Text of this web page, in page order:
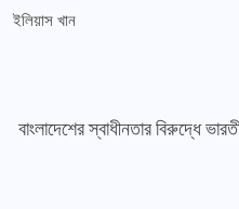
বাংলাদেশের স্বাধীনতার বিরুদ্ধে